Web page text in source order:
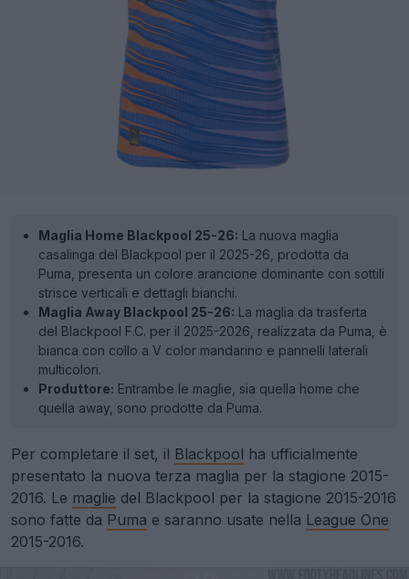
Maglia Home Blackpool 25-26: La nuova maglia
casalinga del Blackpool per il 2025-26, prodotta da
Puma, presenta un colore arancione dominante con sottili
strisce verticali e dettagli bianchi.
Maglia Away Blackpool 25-26: La maglia da trasferta
del Blackpool F.C. per il 2025-2026, realizzata da Puma, è
bianca con collo a V color mandarino e pannelli laterali
multicolori.
Produttore: Entrambe le maglie, sia quella home che
quella away, sono prodotte da Puma.
Per completare il set, il Blackpool ha ufficialmente
presentato la nuova terza maglia per la stagione 2015-
2016. Le maglie del Blackpool per la stagione 2015-2016
sono fatte da Puma e saranno usate nella League One
2015-2016.